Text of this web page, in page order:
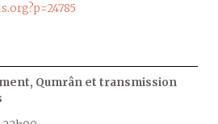
Qumrân et transmission